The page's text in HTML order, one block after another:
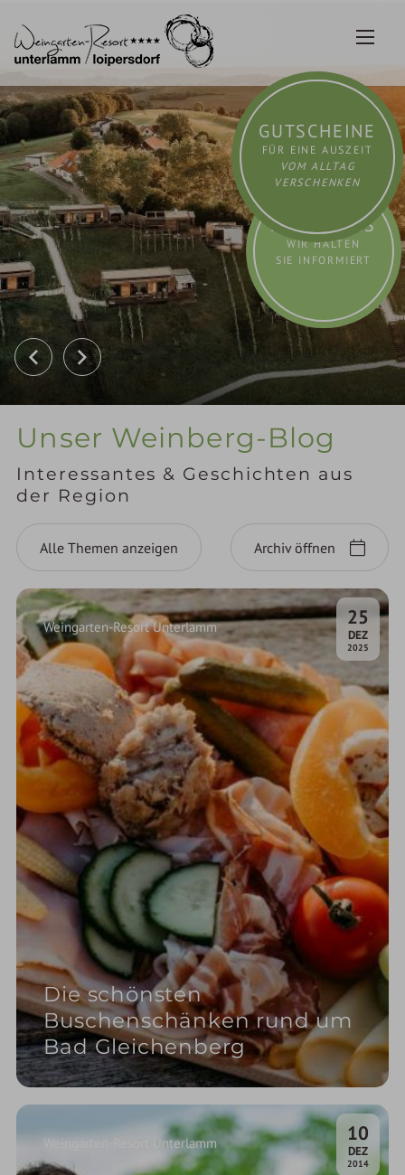
Inhalt
springen
GUTSCHEINE
FÜR EINE AUSZEIT
VOM ALLTAG
VERSCHENKEN
AKTUELLES
WIR HALTEN
SIE INFORMIERT
Unser Weinberg-Blog
Interessantes & Geschichten aus
der Region
Alle Themen anzeigen Archiv öffnen
25
DEZ.
2025
Die schönsten
Buschenschänken rund um
Bad Gleichenberg
Weingarten-Resort Unterlamm
10
DEZ.
2014
Weingarten-Resort Unterlamm